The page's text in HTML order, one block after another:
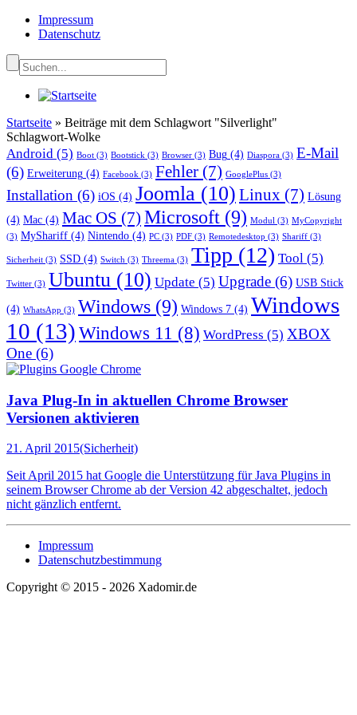
Impressum
Datenschutz
Startseite » Beiträge mit dem Schlagwort "Silverlight"
Schlagwort-Wolke
Android (5) Boot (3) Bootstick (3) Browser (3) Bug (4) Diaspora (3) E-Mail
(6) Erweiterung (4) Facebook (3) Fehler (7) GooglePlus (3)
Installation (6) iOS (4) Joomla (10) Linux (7) Lösung
(4) Mac (4) Mac OS (7) Microsoft (9) Modul (3) MyCopyright
(3) MyShariff (4) Nintendo (4) PC (3) PDF (3) Remotedesktop (3) Shariff (3)
Sicherheit (3) SSD (4) Switch (3) Threema (3) Tipp (12) Tool (5)
Twitter (3) Ubuntu (10) Update (5) Upgrade (6) USB Stick
(4) WhatsApp (3) Windows (9) Windows 7 (4) Windows
10 (13) Windows 11 (8) WordPress (5) XBOX
One (6)
Java Plug-In in aktuellen Chrome Browser
Versionen aktivieren
21. April 2015(Sicherheit)
Seit April 2015 hat Google die Unterstützung für Java Plugins in
seinem Browser Chrome ab der Version 42 abgeschaltet, jedoch
nicht gänzlich entfernt.
Impressum
Datenschutzbestimmung
Copyright © 2015 - 2026 Xadomir.de